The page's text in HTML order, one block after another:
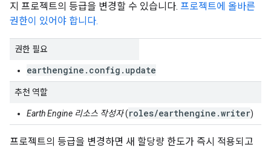
지 프로젝트의 등급을 변경할 수 있습니다. 프로젝트에 올바른
권한이 있어야 합니다.
권한 필요
earthengine.config.update
추천 역할
Earth Engine 리소스 작성자(roles/earthengine.writer)
프로젝트의 등급을 변경하면 새 할당량 한도가 즉시 적용되고